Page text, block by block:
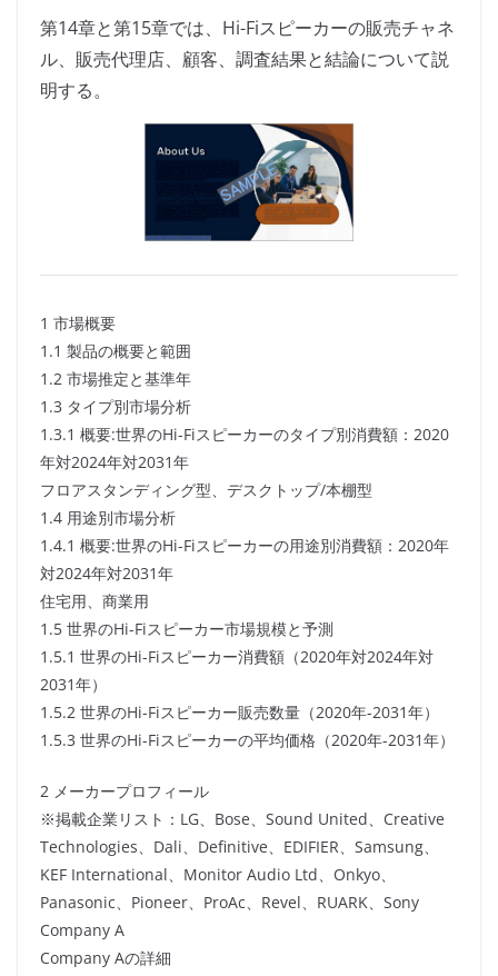
第14章と第15章では、Hi-Fiスピーカーの販売チャネ
ル、販売代理店、顧客、調査結果と結論について説
明する。
1 市場概要
1.1 製品の概要と範囲
1.2 市場推定と基準年
1.3 タイプ別市場分析
1.3.1 概要:世界のHi-Fiスピーカーのタイプ別消費額：2020
年対2024年対2031年
フロアスタンディング型、デスクトップ/本棚型
1.4 用途別市場分析
1.4.1 概要:世界のHi-Fiスピーカーの用途別消費額：2020年
対2024年対2031年
住宅用、商業用
1.5 世界のHi-Fiスピーカー市場規模と予測
1.5.1 世界のHi-Fiスピーカー消費額（2020年対2024年対
2031年）
1.5.2 世界のHi-Fiスピーカー販売数量（2020年-2031年）
1.5.3 世界のHi-Fiスピーカーの平均価格（2020年-2031年）
2 メーカープロフィール
※掲載企業リスト：LG、Bose、Sound United、Creative
Technologies、Dali、Definitive、EDIFIER、Samsung、
KEF International、Monitor Audio Ltd、Onkyo、
Panasonic、Pioneer、ProAc、Revel、RUARK、Sony
Company A
Company Aの詳細